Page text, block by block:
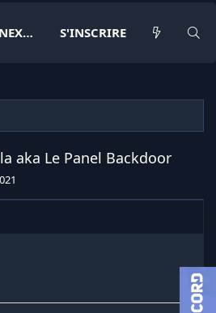
CONNEXION S'INSCRIRE
aka Le Panel Backdoor